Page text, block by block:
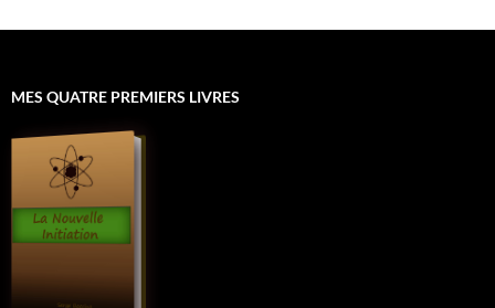
MES QUATRE PREMIERS LIVRES